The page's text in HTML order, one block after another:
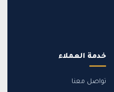
خدمة العملاء
تواصل معنا